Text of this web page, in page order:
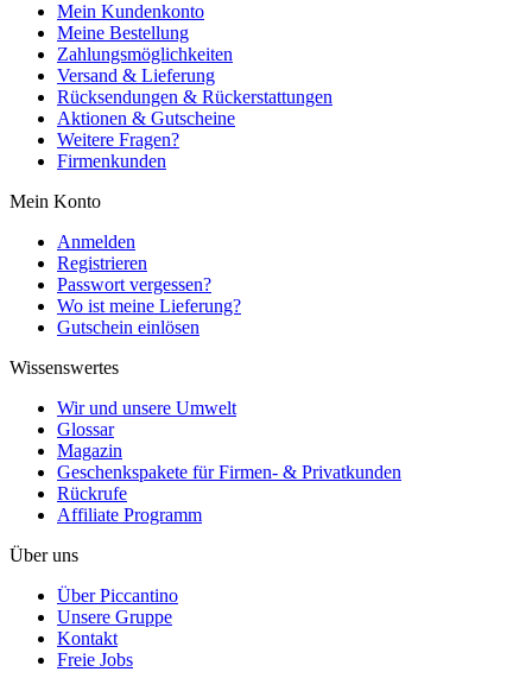
Mein Kundenkonto
Meine Bestellung
Zahlungsmöglichkeiten
Versand & Lieferung
Rücksendungen & Rückerstattungen
Aktionen & Gutscheine
Weitere Fragen?
Firmenkunden
Mein Konto
Anmelden
Registrieren
Passwort vergessen?
Wo ist meine Lieferung?
Gutschein einlösen
Wissenswertes
Wir und unsere Umwelt
Glossar
Magazin
Geschenkspakete für Firmen- & Privatkunden
Rückrufe
Affiliate Programm
Über uns
Über Piccantino
Unsere Gruppe
Kontakt
Freie Jobs